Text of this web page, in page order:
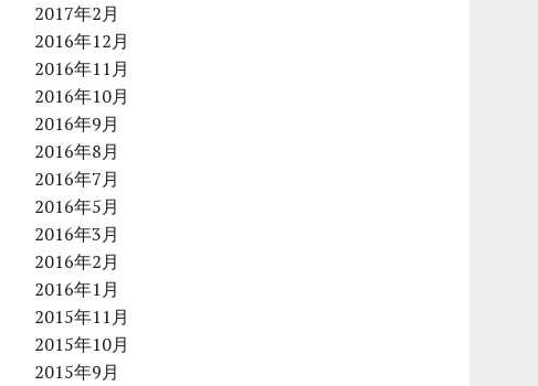
2017年2月
2016年12月
2016年11月
2016年10月
2016年9月
2016年8月
2016年7月
2016年5月
2016年3月
2016年2月
2016年1月
2015年11月
2015年10月
2015年9月